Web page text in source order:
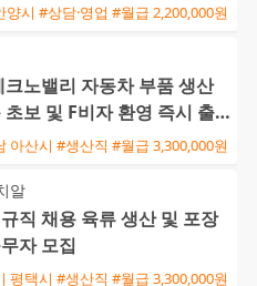
양시 #상담·영업 #월급 2,200,000원
크노밸리 자동차 부품 생산
보 및 F비자 환영 즉시 출
아산시 #생산직 #월급 3,300,000원
알
직 채용 육류 생산 및 포장
자 모집
평택시 #생산직 #월급 3,300,000원